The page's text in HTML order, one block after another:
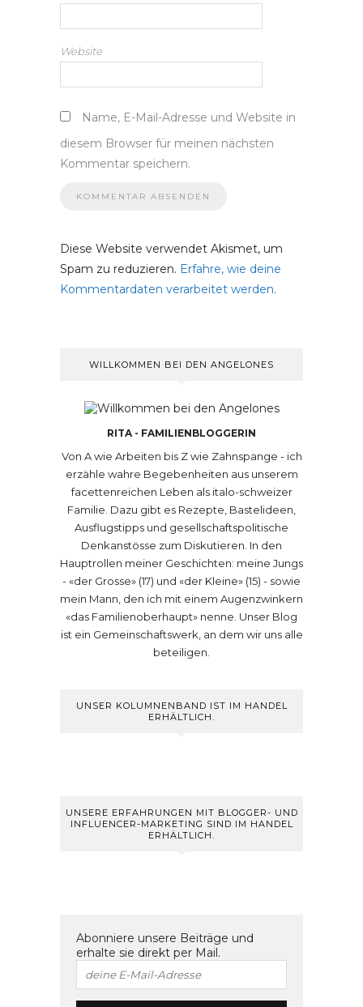
Website
Name, E-Mail-Adresse und Website in
diesem Browser für meinen nächsten
Kommentar speichern.
Diese Website verwendet Akismet, um
Spam zu reduzieren. Erfahre, wie deine
Kommentardaten verarbeitet werden.
WILLKOMMEN BEI DEN ANGELONES
RITA - FAMILIENBLOGGERIN
Von A wie Arbeiten bis Z wie Zahnspange - ich
erzähle wahre Begebenheiten aus unserem
facettenreichen Leben als italo-schweizer
Familie. Dazu gibt es Rezepte, Bastelideen,
Ausflugstipps und gesellschaftspolitische
Denkanstösse zum Diskutieren. In den
Hauptrollen meiner Geschichten: meine Jungs
- «der Grosse» (17) und «der Kleine» (15) - sowie
mein Mann, den ich mit einem Augenzwinkern
«das Familienoberhaupt» nenne. Unser Blog
ist ein Gemeinschaftswerk, an dem wir uns alle
beteiligen.
UNSER KOLUMNENBAND IST IM HANDEL
ERHÄLTLICH.
UNSERE ERFAHRUNGEN MIT BLOGGER- UND
INFLUENCER-MARKETING SIND IM HANDEL
ERHÄLTLICH.
Abonniere unsere Beiträge und
erhalte sie direkt per Mail.